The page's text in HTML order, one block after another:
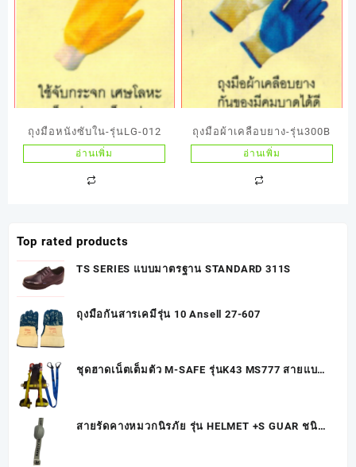
ถุงมือหนังซับใน-รุ่นLG-012
อ่านเพิ่ม
ถุงมือผ้าเคลือบยาง-รุ่น300B
อ่านเพิ่ม
Top rated products
TS SERIES แบบมาตรฐาน STANDARD 311S
ถุงมือกันสารเคมีรุ่น 10 Ansell 27-607
ชุดฮาดเน็ตเต็มตัว M-SAFE รุ่นK43 MS777 สายแบน
สายรัดคางหมวกนิรภัย รุ่น HELMET +S GUAR ชนิด